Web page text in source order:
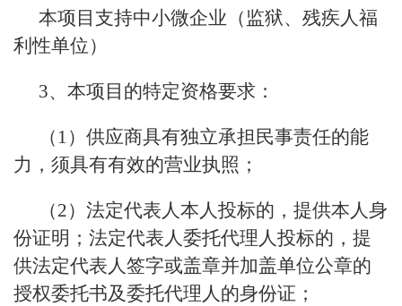
本项目支持中小微企业（监狱、残疾人福
利性单位）
3、本项目的特定资格要求：
（1）供应商具有独立承担民事责任的能
力，须具有有效的营业执照；
（2）法定代表人本人投标的，提供本人身
份证明；法定代表人委托代理人投标的，提
供法定代表人签字或盖章并加盖单位公章的
授权委托书及委托代理人的身份证；